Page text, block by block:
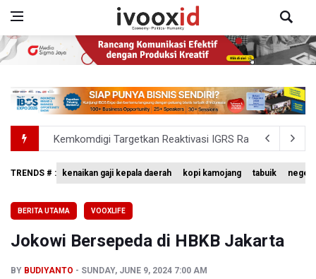
Kemkomdigi Targetkan Reaktivasi IGRS Rampung 2026
TNI Gelar Latihan Kesiapsiagaan Penanggulangan
BEI Catat Pertumbuhan Investor Saham Capai 10,05
Flores Bersiap Gelar Festival Golo Koe 2026,
TRENDS # : kenaikan gaji kepala daerah kopi kamojang tabuik
BERITA UTAMA VOOXLIFE
Jokowi Bersepeda di HBKB Jakarta
BY BUDIYANTO SUNDAY, JUNE 9, 2024 7:00 AM